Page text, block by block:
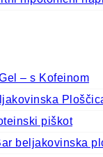
– s Kofeinom
piškot
beljakovinska